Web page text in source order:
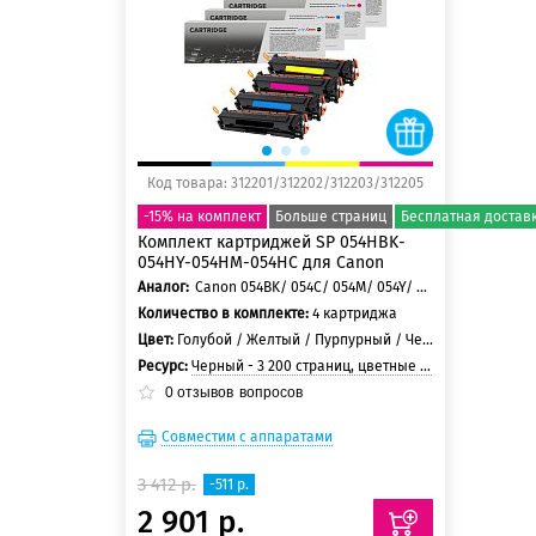
150 баллов
Код товара: 312201/312202/312203/312205
-15% на комплект
Больше страниц Бесплатная
Комплект картриджей SP 054HBK-
054HY-054HM-054HC для Canon
Аналог:
Canon 054BK/ 054C/ 054M/ 054Y/ Canon 054HBK/ 054HC/ 054HM/ 054HY
Количество в комплекте: 4 картриджа
Цвет: Голубой / Желтый / Пурпурный / Черный
Ресурс: Черный - 3 200 страниц, цветные - 2 500 страниц
0 отзывов вопросов
Совместим с аппаратами
3 412 р. -511 р.
2 901 р.